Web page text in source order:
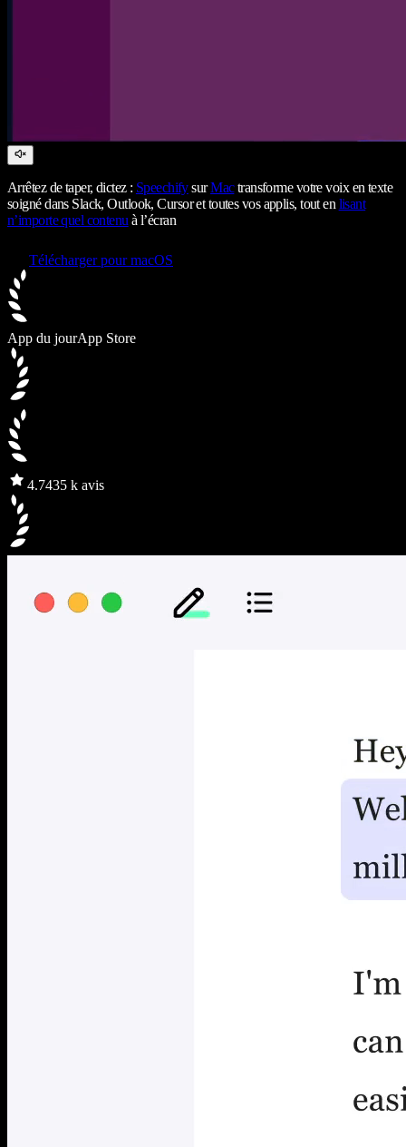
Arrêtez de taper, dictez : SpeechifysurMactransforme votre voix en texte
soigné dans Slack, Outlook, Cursor et toutes vos applis, tout en lisant
n’importe quel contenu à l’écran
Télécharger pour macOS
App du jourApp Store
4.7435 k avis